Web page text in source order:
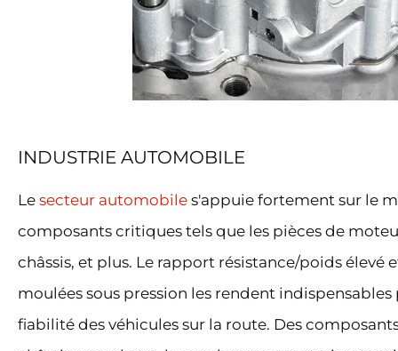
INDUSTRIE AUTOMOBILE
Le secteur automobile s'appuie fortement sur le
composants critiques tels que les pièces de
châssis, et plus. Le rapport résistance/poids
moulées sous pression les rendent
fiabilité des véhicules sur la route. Des